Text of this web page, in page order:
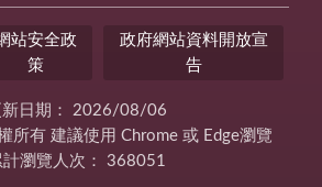
站安全政
策
政府網站資料開放宣
告
新日期： 2026/08/06
所有 建議使用 Chrome 或 Edge瀏覽
計瀏覽人次： 368051